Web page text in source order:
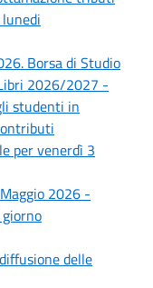
Borsa di Studio
2026/2027 -
studenti in
per venerdì 3
2026 -
delle